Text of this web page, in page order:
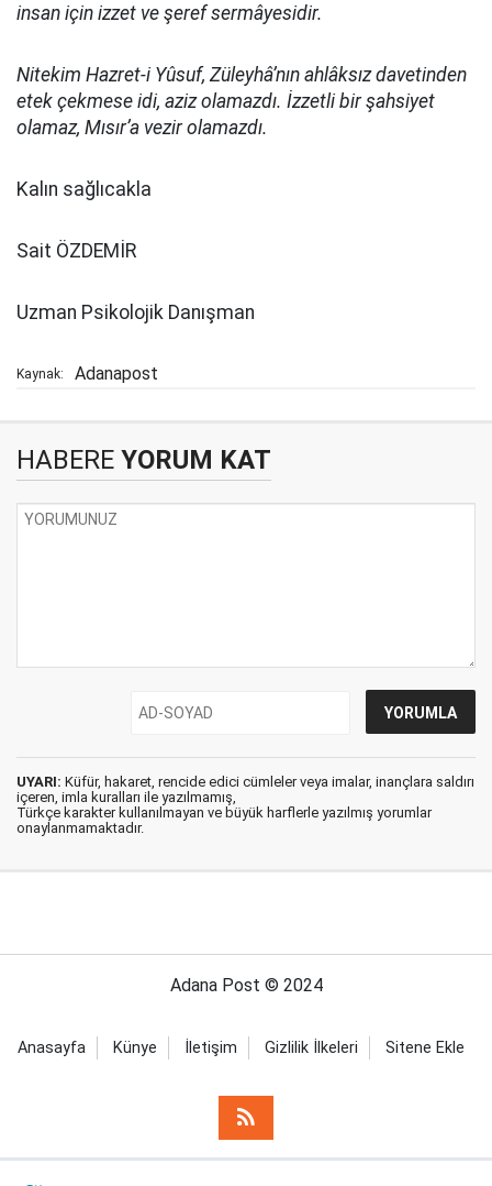
insan için izzet ve şeref sermâyesidir.
Nitekim Hazret-i Yûsuf, Züleyhâ’nın ahlâksız davetinden
etek çekmese idi, aziz olamazdı. İzzetli bir şahsiyet
olamaz, Mısır’a vezir olamazdı.
Kalın sağlıcakla
Sait ÖZDEMİR
Uzman Psikolojik Danışman
Kaynak: Adanapost
HABERE YORUM KAT
UYARI: Küfür, hakaret, rencide edici cümleler veya imalar, inançlara saldırı
içeren, imla kuralları ile yazılmamış,
Türkçe karakter kullanılmayan ve büyük harflerle yazılmış yorumlar
onaylanmamaktadır.
Adana Post © 2024
Anasayfa Künye İletişim Gizlilik İlkeleri Sitene Ekle